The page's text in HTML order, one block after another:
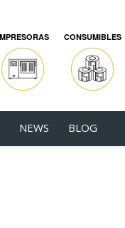
CONSUMIBLES
NEWS BLOG